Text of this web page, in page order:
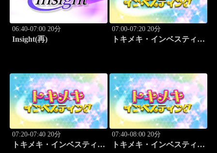
06:40-07:00 20分
Insight(再)
07:00-07:20 20分
トキメキ・インベスティン
07:20-07:40 20分
トキメキ・インベスティン
07:40-08:00 20分
トキメキ・インベスティン